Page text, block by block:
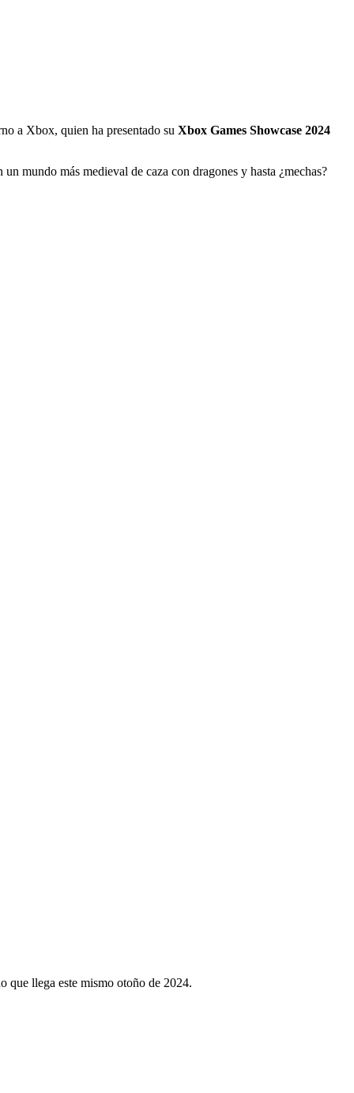
a Xbox, quien ha presentado su Xbox Games Showcase 2024
un mundo más medieval de caza con dragones y hasta ¿mechas?
que llega este mismo otoño de 2024.